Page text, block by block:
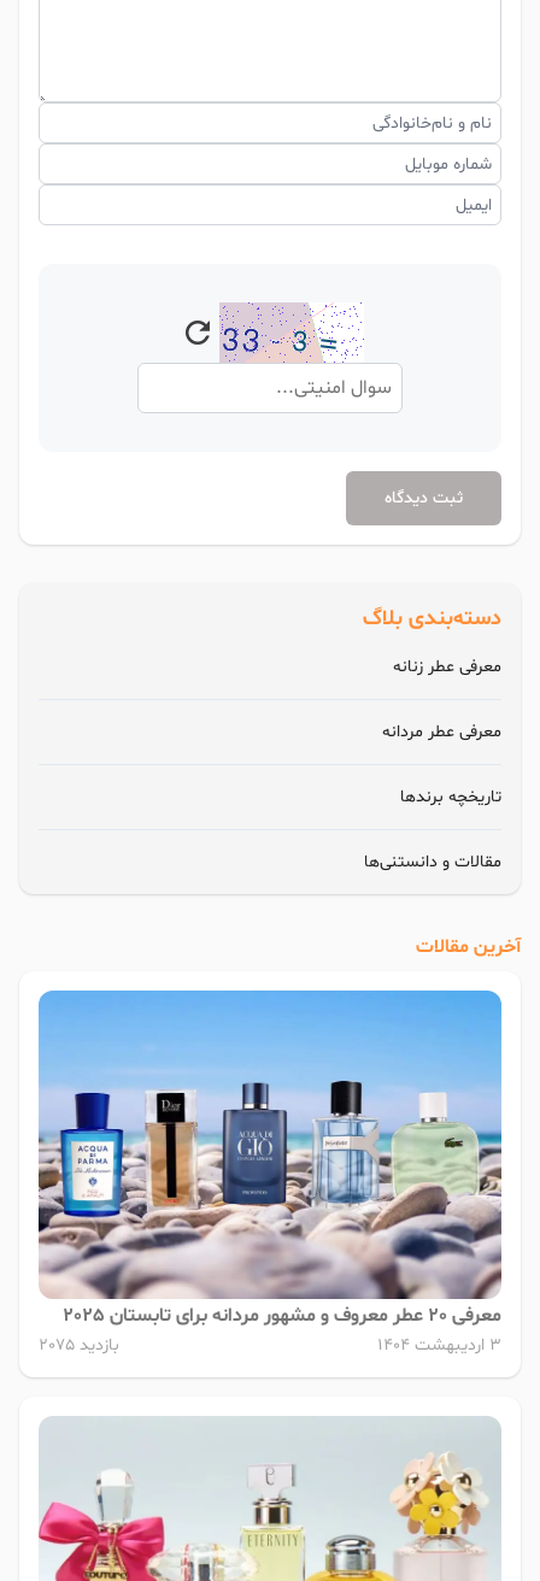
دسته‌بندی بلاگ
معرفی عطر زنانه
معرفی عطر مردانه
تاریخچه برندها
مقالات و دانستنی‌ها
آخرین مقالات
معرفی 20 عطر معروف و مشهور مردانه برای تابستان 2025
3 اردیبهشت 1404 بازدید 2075
نام و نام‌خانوادگی
شماره موبایل
ایمیل
ثبت دیدگاه